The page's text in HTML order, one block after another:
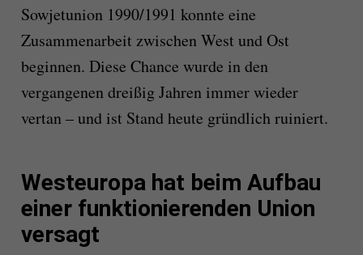
Sowjetunion 1990/1991 konnte eine
Zusammenarbeit zwischen West und Ost
beginnen. Diese Chance wurde in den
vergangenen dreißig Jahren immer wieder
vertan – und ist Stand heute gründlich ruiniert.
Westeuropa hat beim Aufbau
einer funktionierenden Union
versagt